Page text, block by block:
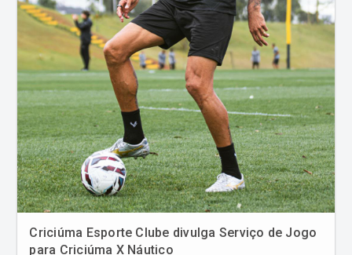
Criciúma Esporte Clube divulga Serviço de Jogo
para Criciúma X Náutico